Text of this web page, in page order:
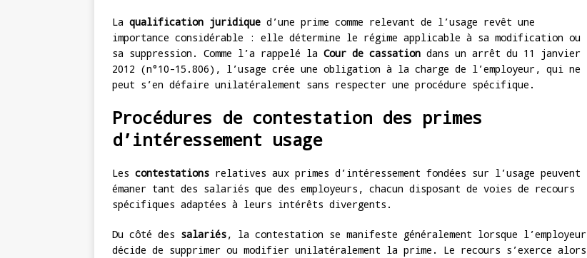
La qualification juridique d’une prime comme relevant de l’usage revêt une
importance considérable : elle détermine le régime applicable à sa modification ou
sa suppression. Comme l’a rappelé la Cour de cassation dans un arrêt du 11 janvier
2012 (n°10-15.806), l’usage crée une obligation à la charge de l’employeur, qui ne
peut s’en défaire unilatéralement sans respecter une procédure spécifique.
Procédures de contestation des primes
d’intéressement usage
Les contestations relatives aux primes d’intéressement fondées sur l’usage peuvent
émaner tant des salariés que des employeurs, chacun disposant de voies de recours
spécifiques adaptées à leurs intérêts divergents.
Du côté des salariés, la contestation se manifeste généralement lorsque l’employeur
décide de supprimer ou modifier unilatéralement la prime. Le recours s’exerce alors